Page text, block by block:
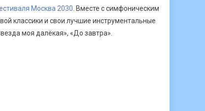
Москва 2030. Вместе с симфоническим
классики и свои лучшие инструментальные
моя далёкая», «До завтра».